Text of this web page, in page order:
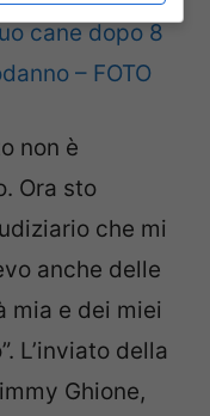
cane dopo 8
– FOTO
non è
Ora sto
che mi
anche delle
mia e dei miei
L’inviato della
Ghione,